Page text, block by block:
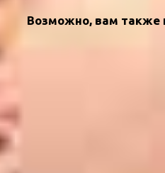
Возможно, вам также